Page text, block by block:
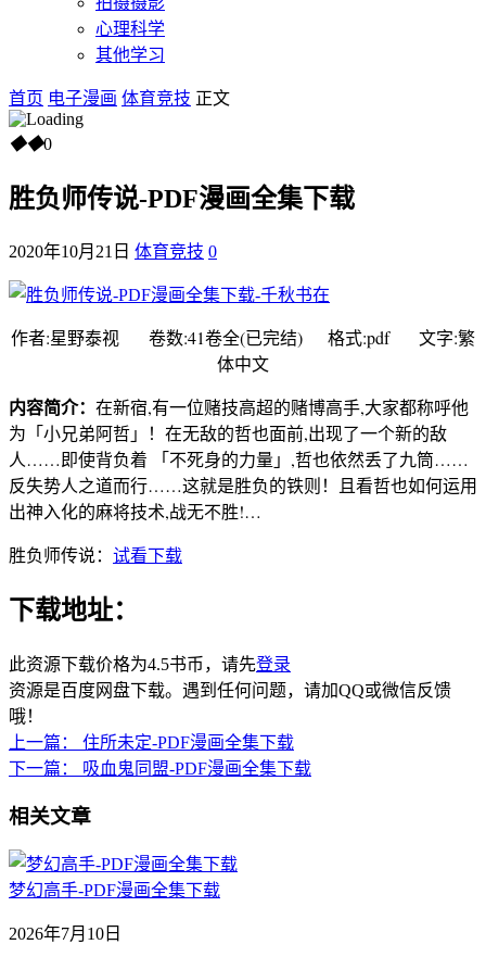
心理科学
其他学习
首页 电子漫画 体育竞技 正文
◆◆0
胜负师传说-PDF漫画全集下载
2020年10月21日 体育竞技 0
作者:星野泰视 卷数:41卷全(已完结) 格式:pdf 文字:繁
体中文
内容简介： 在新宿,有一位赌技高超的赌博高手,大家都称呼他
为「小兄弟阿哲」！在无敌的哲也面前,出现了一个新的敌
人……即使背负着 「不死身的力量」,哲也依然丢了九筒……
反失势人之道而行……这就是胜负的铁则！且看哲也如何运用
出神入化的麻将技术,战无不胜!…
胜负师传说： 试看下载
下载地址：
此资源下载价格为4.5书币，请先登录
资源是百度网盘下载。遇到任何问题，请加QQ或微信反馈
哦！
上一篇：
住所未定-PDF漫画全集下载
下一篇：
吸血鬼同盟-PDF漫画全集下载
相关文章
梦幻高手-PDF漫画全集下载
2026年7月10日